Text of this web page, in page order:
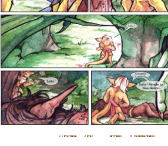
<< Première < Préc Archives 0 Commentaires